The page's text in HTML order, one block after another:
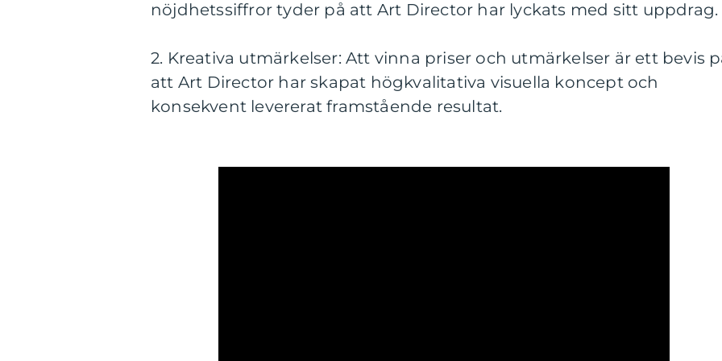
nöjdhetssiffror tyder på att Art Director har lyckats med sitt uppdrag.
2. Kreativa utmärkelser: Att vinna priser och utmärkelser är ett bevis
att Art Director har skapat högkvalitativa visuella koncept och
konsekvent levererat framstående resultat.